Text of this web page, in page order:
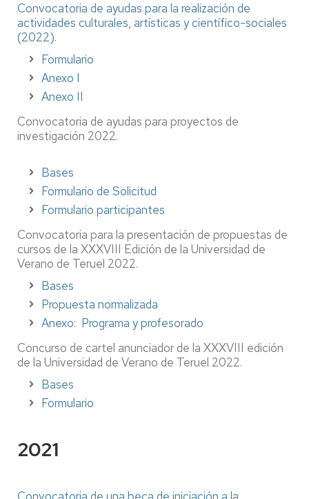
Convocatoria de ayudas para la realización de
actividades culturales, artísticas y científico-sociales
(2022).
Formulario
Anexo I
Anexo II
Convocatoria de ayudas para proyectos de
investigación 2022.
Bases
Formulario de Solicitud
Formulario participantes
Convocatoria para la presentación de propuestas de
cursos de la XXXVIII Edición de la Universidad de
Verano de Teruel 2022.
Bases
Propuesta normalizada
Anexo: Programa y profesorado
Concurso de cartel anunciador de la XXXVIII edición
de la Universidad de Verano de Teruel 2022.
Bases
Formulario
2021